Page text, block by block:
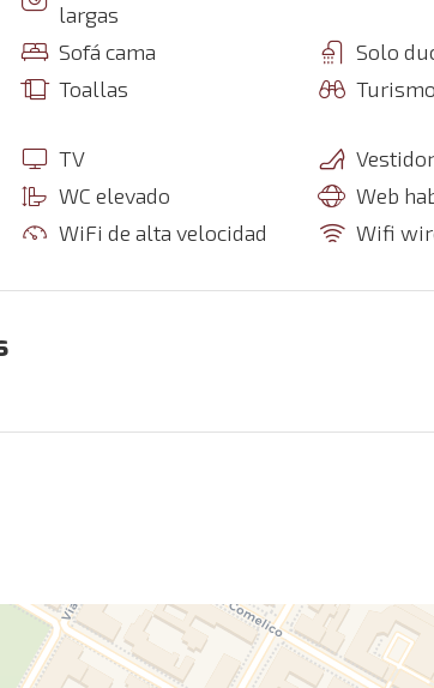
largas
Sofá cama
Solo
Toallas Turismo
TV
Vestidor
WC elevado
Web
WiFi de alta velocidad Wifi